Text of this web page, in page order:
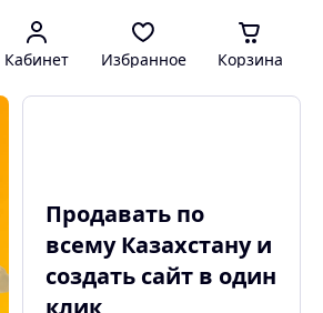
Кабинет Избранное Корзина
Продавать по
всему Казахстану и
создать сайтв один
клик